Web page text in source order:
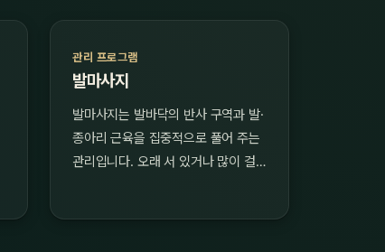
관리 프로그램
발마사지
발마사지는 발바닥의 반사 구역과 발·
종아리 근육을 집중적으로 풀어 주는
관리입니다. 오래 서 있거나 많이 걸…